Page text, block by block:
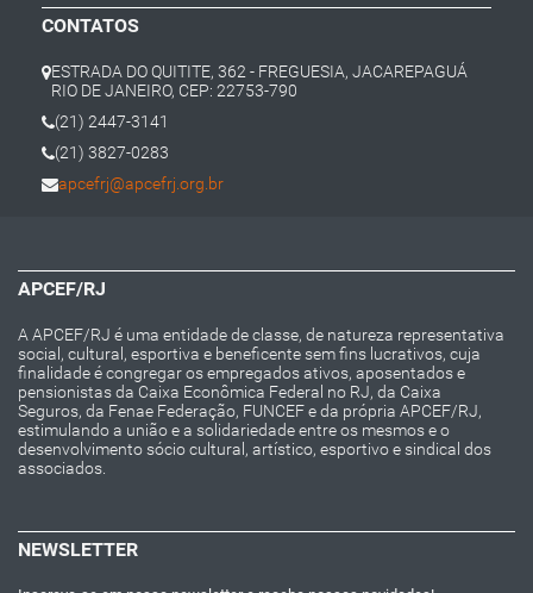
CONTATOS
ESTRADA DO QUITITE, 362 - FREGUESIA, JACAREPAGUÁ
RIO DE JANEIRO, CEP: 22753-790
(21) 2447-3141
(21) 3827-0283
apcefrj@apcefrj.org.br
APCEF/RJ
A APCEF/RJ é uma entidade de classe, de natureza representativa
social, cultural, esportiva e beneficente sem fins lucrativos, cuja
finalidade é congregar os empregados ativos, aposentados e
pensionistas da Caixa Econômica Federal no RJ, da Caixa
Seguros, da Fenae Federação, FUNCEF e da própria APCEF/RJ,
estimulando a união e a solidariedade entre os mesmos e o
desenvolvimento sócio cultural, artístico, esportivo e sindical dos
associados.
NEWSLETTER